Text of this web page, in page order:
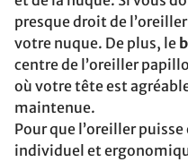
presque droit de
votre nuque. De plus, le
centre de l’oreiller
où votre tête est
maintenue.
Pour que l’oreiller
individuel et